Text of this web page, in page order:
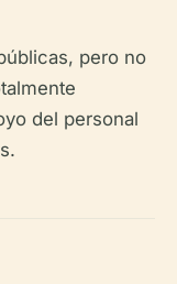
pero no
del personal